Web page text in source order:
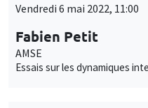
Vendredi 6 mai 2022, 11:00
Fabien Petit
AMSE
Essais sur les dynamiques